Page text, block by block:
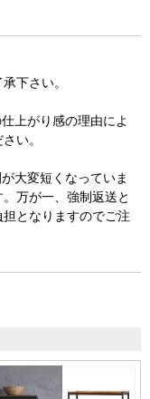
下さい。
上がり感の理由によ
い。
大変短くなっていま
万が一、強制返送と
となりますのでご注